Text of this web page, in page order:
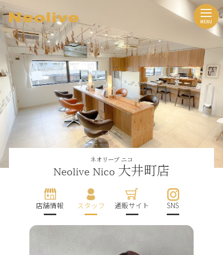
ネオリーブ ニコ
Neolive Nico 大井町店
店舗情報 スタッフ 通販サイト SNS